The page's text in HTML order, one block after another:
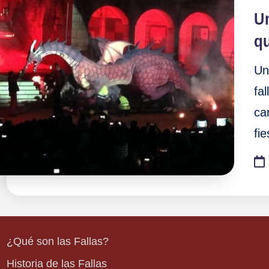
¿Qué son las Fallas?
Historia de las Fallas